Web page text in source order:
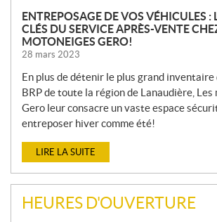
ENTREPOSAGE DE VOS VÉHICULES :
CLÉS DU SERVICE APRÈS-VENTE
MOTONEIGES GERO!
28 mars 2023
En plus de détenir le plus grand inventaire
BRP de toute la région de Lanaudière, Les
Gero leur consacre un vaste espace
entreposer hiver comme été!
LIRE LA SUITE
HEURES D'OUVERTURE